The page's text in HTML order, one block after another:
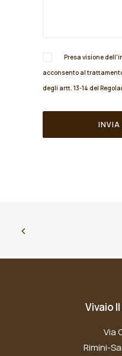
Presa visione
acconsento al
degli artt. 13-14 del
Vivaio
Via
Rimini-